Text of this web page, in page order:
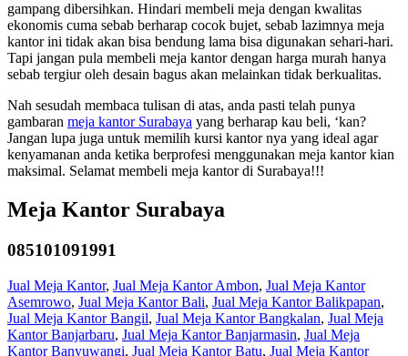
gampang dibersihkan. Hindari membeli meja dengan kwalitas
ekonomis cuma sebab berharap cocok bujet, sebab lazimnya meja
kantor ini tidak akan bisa bendung lama bisa digunakan sehari-hari.
Tapi jangan pula membeli meja kantor dengan harga murah hanya
sebab tergiur oleh desain bagus akan melainkan tidak berkualitas.
Nah sesudah membaca tulisan di atas, anda pasti telah punya
gambaran meja kantor Surabaya yang berharap kau beli, ‘kan?
Jangan lupa juga untuk memilih kursi kantor nya yang ideal agar
kenyamanan anda ketika berprofesi menggunakan meja kantor kian
maksimal. Selamat membeli meja kantor di Surabaya!!!
Meja Kantor Surabaya
085101091991
Jual Meja Kantor, Jual Meja Kantor Ambon, Jual Meja Kantor
Asemrowo, Jual Meja Kantor Bali, Jual Meja Kantor Balikpapan,
Jual Meja Kantor Bangil, Jual Meja Kantor Bangkalan, Jual Meja
Kantor Banjarbaru, Jual Meja Kantor Banjarmasin, Jual Meja
Kantor Banyuwangi, Jual Meja Kantor Batu, Jual Meja Kantor